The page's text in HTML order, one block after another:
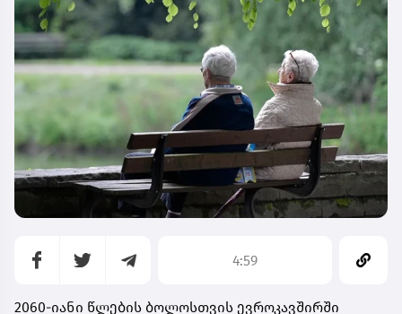
4:59
2060-იანი წლების ბოლოსთვის ევროკავშირში